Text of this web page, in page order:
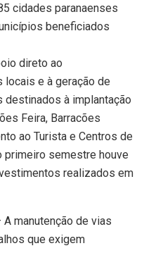
cidades paranaenses
beneficiados
direto ao
e à geração de
à implantação
Feira, Barracões
ao Turista e Centros de
primeiro semestre houve
realizados em
A manutenção de vias
que exigem